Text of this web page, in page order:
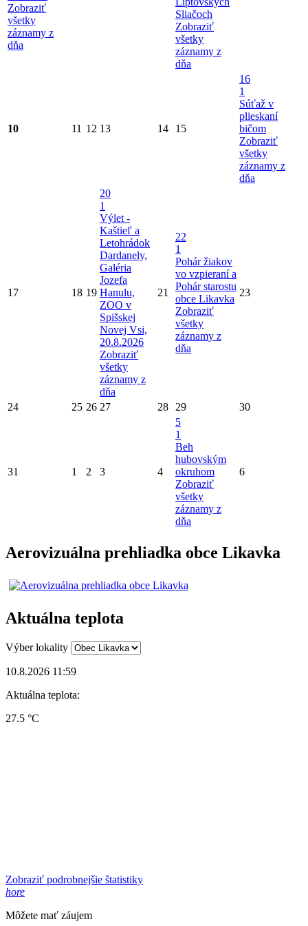
Zobraziť
všetky
záznamy z
dňa
Sliačoch
Zobraziť
všetky
záznamy z
dňa
10 11 12 13 14 15
16
1
Súťaž v
plieskaní
bičom
Zobraziť
všetky
záznamy z
dňa
17 18 19
20
1
Výlet -
Kaštieľ a
Letohrádok
Dardanely,
Galéria
Jozefa
Hanulu,
ZOO v
Spišskej
Novej Vsi,
20.8.2026
Zobraziť
všetky
záznamy z
dňa
21
22
1
Pohár žiakov
vo vzpieraní a
Pohár starostu
obce Likavka
Zobraziť
všetky
záznamy z
dňa
23
24 25 26 27 28 29 30
31 1 2 3 4
5
1
Beh
hubovským
okruhom
Zobraziť
všetky
záznamy z
dňa
6
Aerovizuálna prehliadka obce Likavka
Aktuálna teplota
Výber lokality
10.8.2026 11:59
Aktuálna teplota:
27.5 °C
Zobraziť podrobnejšie štatistiky
hore
Môžete mať záujem